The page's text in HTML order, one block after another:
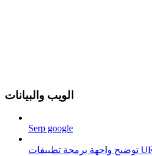
الويب والبيانات
Serp google